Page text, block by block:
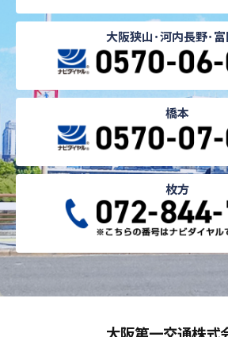
大阪狭山･河内長野･
橋本
枚方
大阪第一交通株式